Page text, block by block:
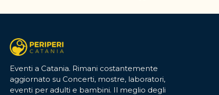
Eventi a Catania. Rimani costantemente
aggiornato su Concerti, mostre, laboratori,
eventi per adulti e bambini. Il meglio degli